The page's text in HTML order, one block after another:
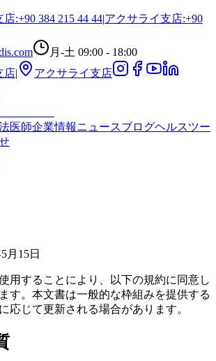
店:+90 384 215 44 44|アクサライ支店:+90
月-土 09:00 - 18:00
店| アクサライ支店
医師企業情報ニュースブログヘルスツー
月15日
用することにより、以下の規約に同意し
す。本文書は一般的な枠組みを提供する
応じて更新される場合があります。